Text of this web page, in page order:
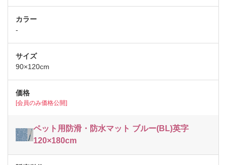
-
90×120cm
[会員のみ価格公開]
ペット用防滑・防水マット ブルー(BL)英字
120×180cm